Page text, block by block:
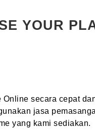
YOUR
Online secara cepat
jasa
yang kami sediakan.